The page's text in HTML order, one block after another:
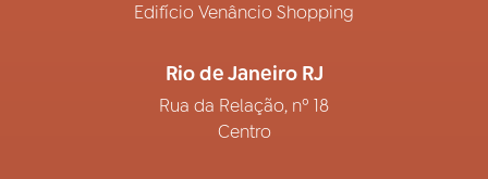
Edifício Venâncio Shopping
Rio de Janeiro RJ
Rua da Relação, nº 18
Centro